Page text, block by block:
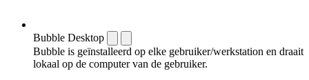
Bubble Desktop
Bubble is geïnstalleerd op elke gebruiker/werkstation en draait
lokaal op de computer van de gebruiker.